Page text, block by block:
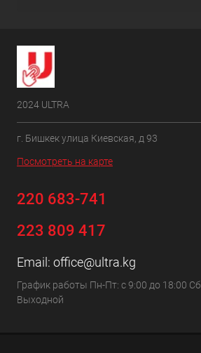
2024 ULTRA
г. Бишкек улица Киевская, д 93
Посмотреть на карте
220 683-741
223 809 417
Email: office@ultra.kg
График работы Пн-Пт: с 9:00 до 18:00
Выходной